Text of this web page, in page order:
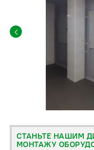
СТАНЬТЕ НАШИМ
МОНТАЖУ